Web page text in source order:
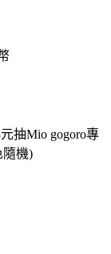
抽Mio gogoro專
隨機)